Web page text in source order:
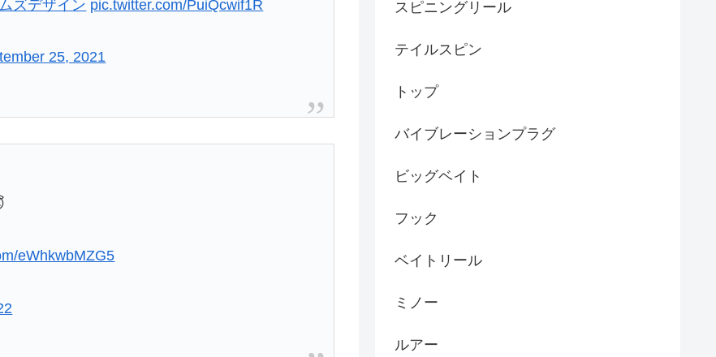
ズデザイン pic.twitter.com/PuiQcwif1R
25, 2021
eWhkwbMZG5
スピニングリール
テイルスピン
トップ
バイブレーションプラグ
ビッグベイト
フック
ベイトリール
ミノー
ルアー